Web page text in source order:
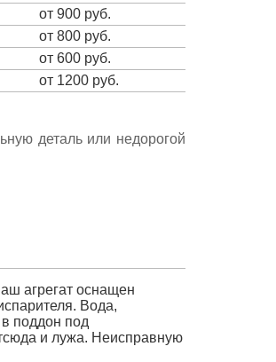
от 900 руб.
от 800 руб.
от 600 руб.
от 1200 руб.
деталь или недорогой
агрегат оснащен
Вода,
поддон под
и лужа. Неисправную